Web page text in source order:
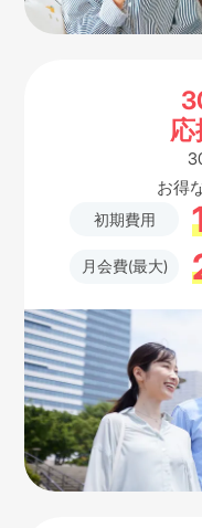
応
お得
初期費用
月会費(最大)